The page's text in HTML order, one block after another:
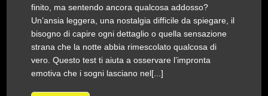
finito, ma sentendo ancora qualcosa addosso?
Un’ansia leggera, una nostalgia difficile da spiegare, il
bisogno di capire ogni dettaglio o quella sensazione
strana che la notte abbia rimescolato qualcosa di
vero. Questo test ti aiuta a osservare l’impronta
emotiva che i sogni lasciano nel[...]